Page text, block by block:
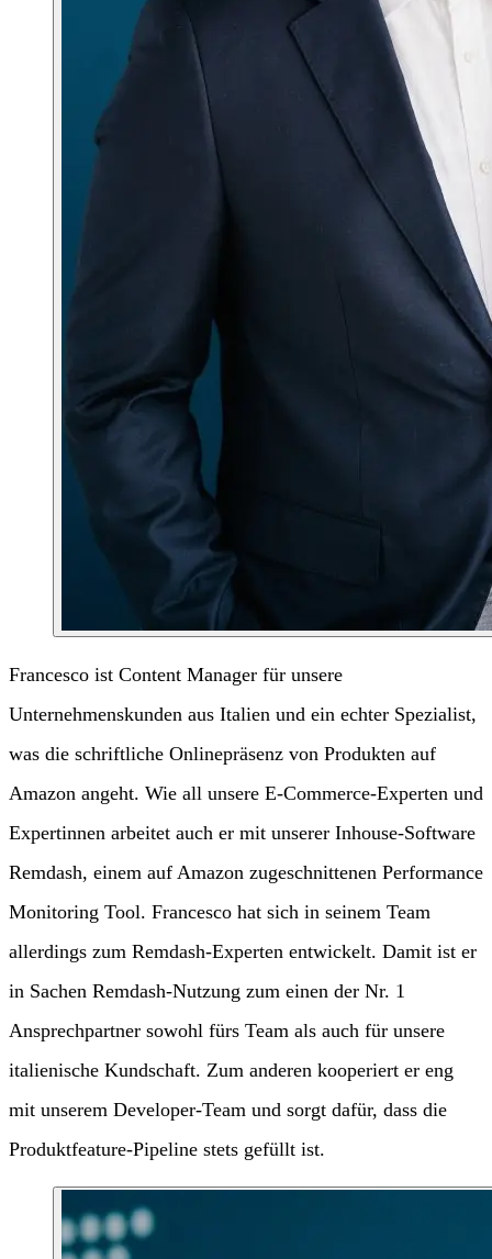
Francesco ist Content Manager für unsere
Unternehmenskunden aus Italien und ein echter Spezialist,
was die schriftliche Onlinepräsenz von Produkten auf
Amazon angeht. Wie all unsere E-Commerce-Experten und
Expertinnen arbeitet auch er mit unserer Inhouse-Software
Remdash, einem auf Amazon zugeschnittenen Performance
Monitoring Tool. Francesco hat sich in seinem Team
allerdings zum Remdash-Experten entwickelt. Damit ist er
in Sachen Remdash-Nutzung zum einen der Nr. 1
Ansprechpartner sowohl fürs Team als auch für unsere
italienische Kundschaft. Zum anderen kooperiert er eng
mit unserem Developer-Team und sorgt dafür, dass die
Produktfeature-Pipeline stets gefüllt ist.